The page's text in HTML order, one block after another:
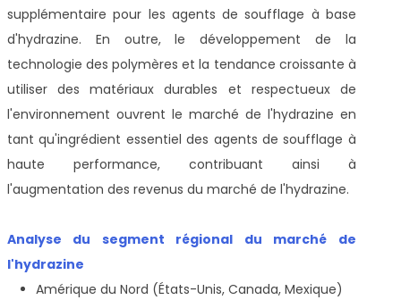
supplémentaire pour les agents de soufflage à base
d'hydrazine. En outre, le développement de la
technologie des polymères et la tendance croissante à
utiliser des matériaux durables et respectueux de
l'environnement ouvrent le marché de l'hydrazine en
tant qu'ingrédient essentiel des agents de soufflage à
haute performance, contribuant ainsi à
l'augmentation des revenus du marché de l'hydrazine.
Analyse du segment régional du marché de
l'hydrazine
Amérique du Nord (États-Unis, Canada, Mexique)